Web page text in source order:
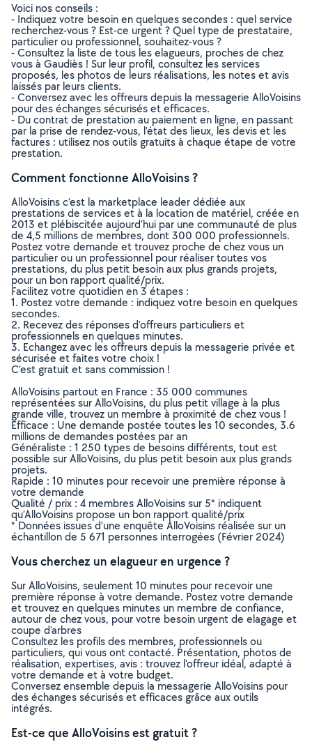
Voici nos conseils :
- Indiquez votre besoin en quelques secondes : quel service
recherchez-vous ? Est-ce urgent ? Quel type de prestataire,
particulier ou professionnel, souhaitez-vous ?
- Consultez la liste de tous les elagueurs, proches de chez
vous à Gaudiès ! Sur leur profil, consultez les services
proposés, les photos de leurs réalisations, les notes et avis
laissés par leurs clients.
- Conversez avec les offreurs depuis la messagerie AlloVoisins
pour des échanges sécurisés et efficaces.
- Du contrat de prestation au paiement en ligne, en passant
par la prise de rendez-vous, l’état des lieux, les devis et les
factures : utilisez nos outils gratuits à chaque étape de votre
prestation.
Comment fonctionne AlloVoisins ?
AlloVoisins c’est la marketplace leader dédiée aux
prestations de services et à la location de matériel, créée en
2013 et plébiscitée aujourd’hui par une communauté de plus
de 4,5 millions de membres, dont 300 000 professionnels.
Postez votre demande et trouvez proche de chez vous un
particulier ou un professionnel pour réaliser toutes vos
prestations, du plus petit besoin aux plus grands projets,
pour un bon rapport qualité/prix.
Facilitez votre quotidien en 3 étapes :
1. Postez votre demande : indiquez votre besoin en quelques
secondes.
2. Recevez des réponses d’offreurs particuliers et
professionnels en quelques minutes.
3. Echangez avec les offreurs depuis la messagerie privée et
sécurisée et faites votre choix !
C’est gratuit et sans commission !
AlloVoisins partout en France : 35 000 communes
représentées sur AlloVoisins, du plus petit village à la plus
grande ville, trouvez un membre à proximité de chez vous !
Efficace : Une demande postée toutes les 10 secondes, 3.6
millions de demandes postées par an
Généraliste : 1 250 types de besoins différents, tout est
possible sur AlloVoisins, du plus petit besoin aux plus grands
projets.
Rapide : 10 minutes pour recevoir une première réponse à
votre demande
Qualité / prix : 4 membres AlloVoisins sur 5* indiquent
qu’AlloVoisins propose un bon rapport qualité/prix
* Données issues d’une enquête AlloVoisins réalisée sur un
échantillon de 5 671 personnes interrogées (Février 2024)
Vous cherchez un elagueur en urgence ?
Sur AlloVoisins, seulement 10 minutes pour recevoir une
première réponse à votre demande. Postez votre demande
et trouvez en quelques minutes un membre de confiance,
autour de chez vous, pour votre besoin urgent de elagage et
coupe d'arbres
Consultez les profils des membres, professionnels ou
particuliers, qui vous ont contacté. Présentation, photos de
réalisation, expertises, avis : trouvez l'offreur idéal, adapté à
votre demande et à votre budget.
Conversez ensemble depuis la messagerie AlloVoisins pour
des échanges sécurisés et efficaces grâce aux outils
intégrés.
Est-ce que AlloVoisins est gratuit ?